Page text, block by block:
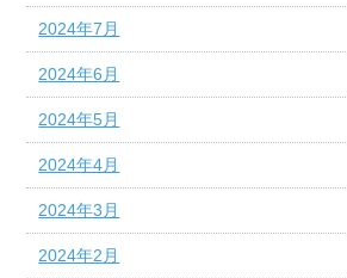
2024年7月
2024年6月
2024年5月
2024年4月
2024年3月
2024年2月